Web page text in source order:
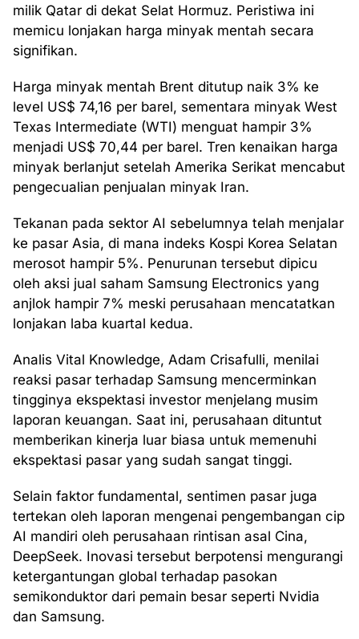
milik Qatar di dekat Selat Hormuz. Peristiwa ini
memicu lonjakan harga minyak mentah secara
signifikan.
Harga minyak mentah Brent ditutup naik 3% ke
level US$ 74,16 per barel, sementara minyak West
Texas Intermediate (WTI) menguat hampir 3%
menjadi US$ 70,44 per barel. Tren kenaikan harga
minyak berlanjut setelah Amerika Serikat mencabut
pengecualian penjualan minyak Iran.
Tekanan pada sektor AI sebelumnya telah menjalar
ke pasar Asia, di mana indeks Kospi Korea Selatan
merosot hampir 5%. Penurunan tersebut dipicu
oleh aksi jual saham Samsung Electronics yang
anjlok hampir 7% meski perusahaan mencatatkan
lonjakan laba kuartal kedua.
Analis Vital Knowledge, Adam Crisafulli, menilai
reaksi pasar terhadap Samsung mencerminkan
tingginya ekspektasi investor menjelang musim
laporan keuangan. Saat ini, perusahaan dituntut
memberikan kinerja luar biasa untuk memenuhi
ekspektasi pasar yang sudah sangat tinggi.
Selain faktor fundamental, sentimen pasar juga
tertekan oleh laporan mengenai pengembangan cip
AI mandiri oleh perusahaan rintisan asal Cina,
DeepSeek. Inovasi tersebut berpotensi mengurangi
ketergantungan global terhadap pasokan
semikonduktor dari pemain besar seperti Nvidia
dan Samsung.